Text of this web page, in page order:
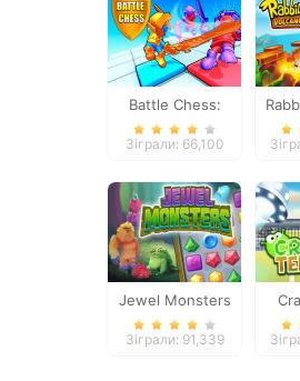
Battle Chess:
Puzzle
Зіграли: 66,100
Jewel Monsters
Зіграли: 91,339